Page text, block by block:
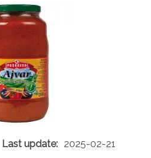
2025-02-21